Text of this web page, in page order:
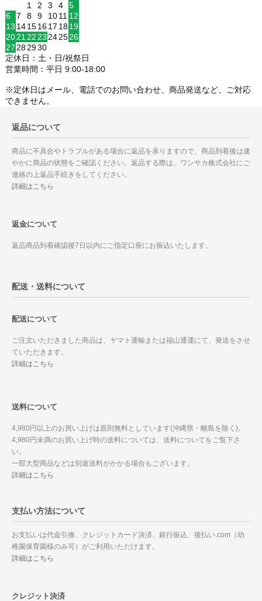
1
2 3 4
5
6
7 8 9 1011 12
13 14151617 1819
2021 22 23 242526
27 282930
定休日：土・日/祝祭日
営業時間：平日 9:00-18:00
※定休日はメール、電話でのお問い合わせ、商品発送など、ご対応
できません。
返品について
商品に不具合やトラブルがある場合に返品を承りますので、商品到着後は速
やかに商品の状態をご確認ください。返品する際は、ワンサカ株式会社にご
連絡の上返品手続きをしてください。
詳細はこちら
返金について
返品商品到着確認後7日以内にご指定口座にお振込いたします。
配送・送料について
配送について
ご注文いただきました商品は、ヤマト運輸または福山通運にて、発送をさせ
ていただきます。
詳細はこちら
送料について
4,980円以上のお買い上げは原則無料としています(沖縄県・離島を除く)。
4,980円未満のお買い上げ時の送料については、送料についてをご覧下さ
い。
一部大型商品などは別途送料がかかる場合もございます。
詳細はこちら
支払い方法について
お支払いは代金引換、クレジットカード決済、銀行振込、後払い.com（幼
稚園保育園様のみ可）がご利用いただけます。
詳細はこちら
クレジット決済